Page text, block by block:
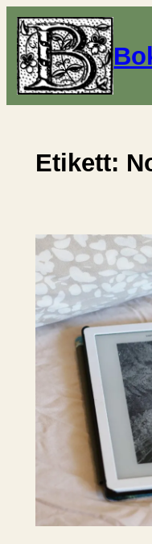
Hoppa
till
innehåll
Etikett: